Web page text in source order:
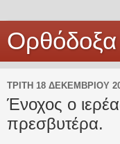
ΤΡΊΤΗ 18 ΔΕΚΕΜΒΡΊΟΥ
Ένοχος ο
πρεσβυτέρα.